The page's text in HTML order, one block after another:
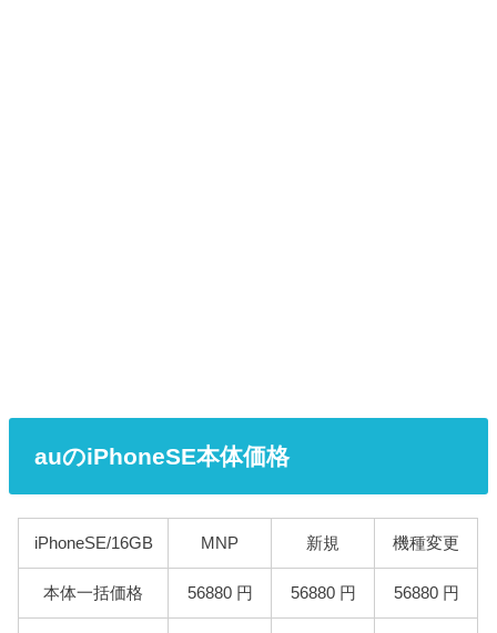
auのiPhoneSE本体価格
iPhoneSE/16GB MNP 新規 機種変更
本体一括価格 56880 円 56880 円 56880 円